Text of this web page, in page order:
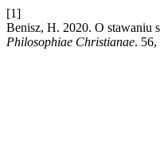
[1]
Benisz, H. 2020. O stawaniu
Philosophiae Christianae.